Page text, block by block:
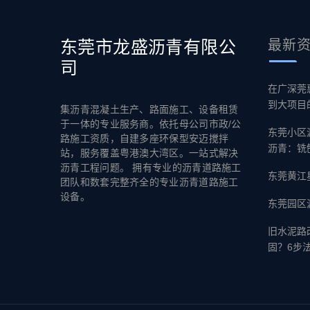
东莞市龙盛沥青有限公
司
集沥青混凝土生产、路面施工、设备租赁
于一体的专业服务商。依托母公司市政/公
路施工资质，自建多座环保型安迈搅拌
站，服务覆盖粤港澳大湾区。一站式解决
沥青工程问题。 拥有专业的沥青道路施工
团队和数套完整齐全的专业沥青道路施工
设备。
最新
在广深莞
到大项目
东莞小区
沥青：铣
东莞黄江
东莞园区
旧水泥
固？6步